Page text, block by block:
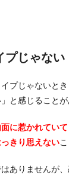
プじゃない
プじゃないと
と感じることが
に惹かれてい
きり思えない
ありませんが